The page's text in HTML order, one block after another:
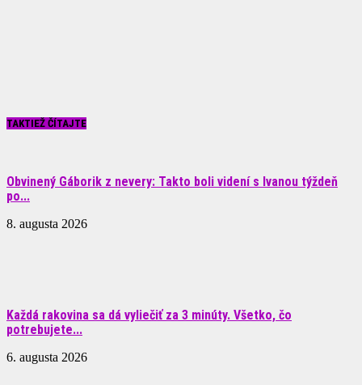
TAKTIEŽ ČÍTAJTE
Obvinený Gáborik z nevery: Takto boli videní s Ivanou týždeň
po...
8. augusta 2026
Každá rakovina sa dá vyliečiť za 3 minúty. Všetko, čo
potrebujete...
6. augusta 2026